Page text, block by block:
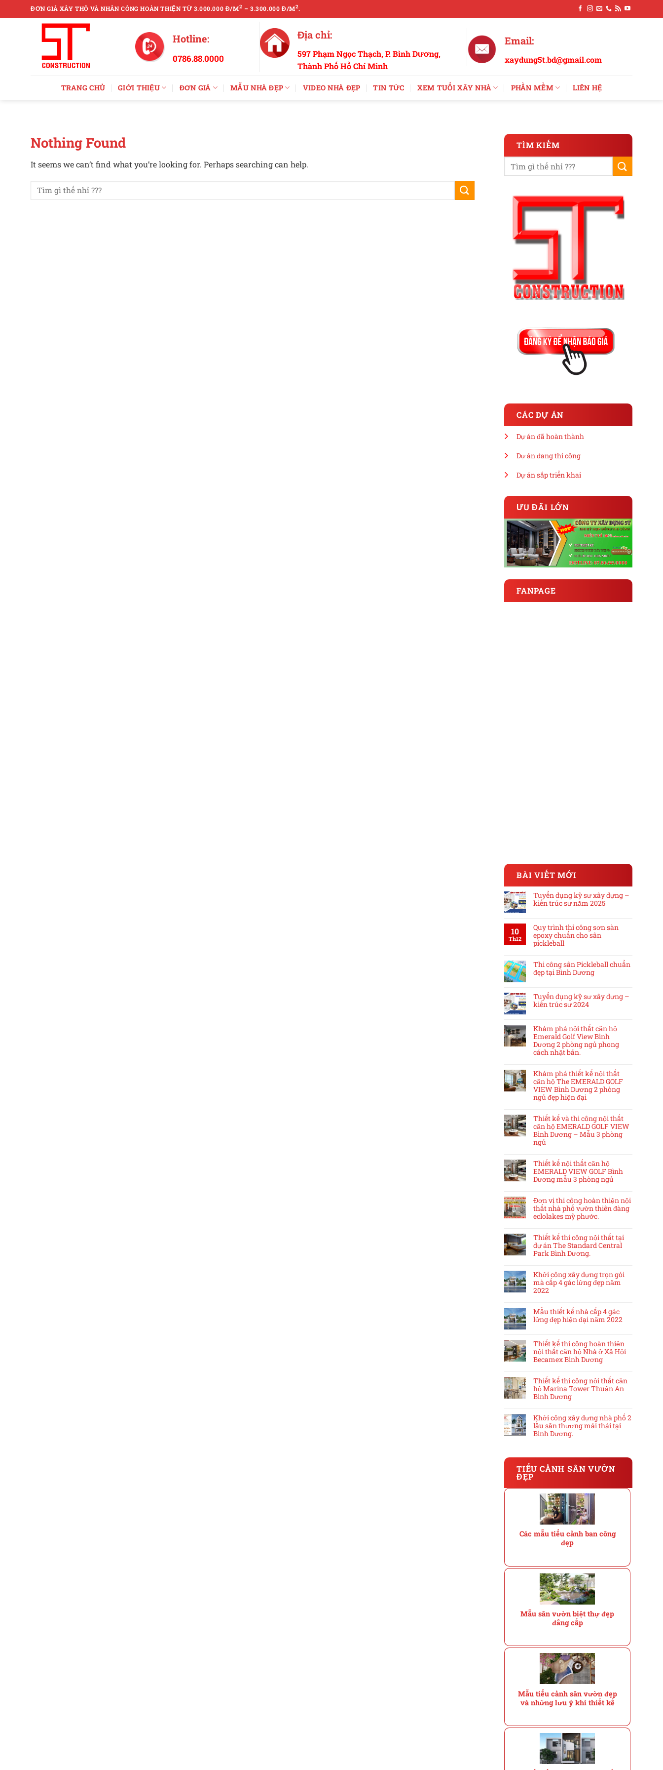
to
ĐƠN GIÁ XÂY THÔ VÀ NHÂN CÔNG HOÀN THIỆN TỪ 3.000.000 Đ/M2 – 3.300.000 Đ/M2.
Hotline:
0786.88.0000
Địa chỉ:
597 Phạm Ngọc Thạch, P. Bình Dương,
Thành Phố Hồ Chí Minh
Email:
xaydung5t.bd@gmail.com
TRANG CHỦ GIỚI THIỆU ĐƠN GIÁ MẪU NHÀ ĐẸP VIDEO NHÀ ĐẸP TIN TỨC XEM TUỔI XÂY NHÀ PHẦN MỀM LIÊN HỆ
Nothing Found
It seems we can’t find what you’re looking for. Perhaps searching can help.
TÌM KIẾM
CÁC DỰ ÁN
Dự án đã hoàn thành
Dự án đang thi công
Dự án sắp triển khai
ƯU ĐÃI LỚN
FANPAGE
BÀI VIẾT MỚI
Tuyển dụng kỹ sư xây dựng –
kiến trúc sư năm 2025
10
Th12
Quy trình thi công sơn sàn
epoxy chuẩn cho sân
pickleball
Thi công sân Pickleball chuẩn
đẹp tại Bình Dương
Tuyển dụng kỹ sư xây dựng –
kiến trúc sư 2024
Khám phá nội thất căn hộ
Emerald Golf View Bình
Dương 2 phòng ngủ phong
cách nhật bản.
Khám phá thiết kế nội thất
căn hộ The EMERALD GOLF
VIEW Bình Dương 2 phòng
ngủ đẹp hiện đại
Thiết kế và thi công nội thất
căn hộ EMERALD GOLF VIEW
Bình Dương – Mẫu 3 phòng
ngủ
Thiết kế nội thất căn hộ
EMERALD VIEW GOLF Bình
Dương mẫu 3 phòng ngủ
Đơn vị thi công hoàn thiện nội
thất nhà phố vườn thiên đàng
eclolakes mỹ phước.
Thiết kế thi công nội thất tại
dự án The Standard Central
Park Bình Dương.
Khởi công xây dựng trọn gói
mà cấp 4 gác lửng đẹp năm
2022
Mẫu thiết kế nhà cấp 4 gác
lửng đẹp hiện đại năm 2022
Thiết kế thi công hoàn thiện
nội thất căn hộ Nhà ở Xã Hội
Becamex Bình Dương
Thiết kế thi công nội thất căn
hộ Marina Tower Thuận An
Bình Dương
Khởi công xây dựng nhà phố 2
lầu sân thượng mái thái tại
Bình Dương.
TIỂU CẢNH SÂN VƯỜN
ĐẸP
Các mẫu tiểu cảnh ban công
đẹp
Mẫu sân vườn biệt thự đẹp
đẳng cấp
Mẫu tiểu cảnh sân vườn đẹp
và những lưu ý khi thiết kế